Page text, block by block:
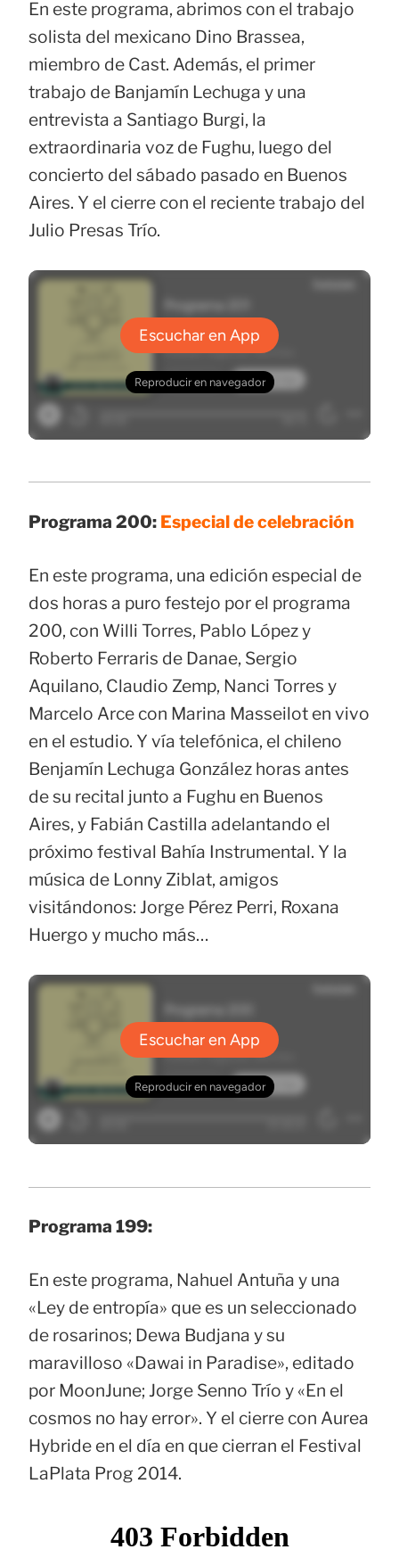
En este programa, abrimos con el trabajo
solista del mexicano Dino Brassea,
miembro de Cast. Además, el primer
trabajo de Banjamín Lechuga y una
entrevista a Santiago Burgi, la
extraordinaria voz de Fughu, luego del
concierto del sábado pasado en Buenos
Aires. Y el cierre con el reciente trabajo del
Julio Presas Trío.
Programa 200: Especial de celebración
En este programa, una edición especial de
dos horas a puro festejo por el programa
200, con Willi Torres, Pablo López y
Roberto Ferraris de Danae, Sergio
Aquilano, Claudio Zemp, Nanci Torres y
Marcelo Arce con Marina Masseilot en vivo
en el estudio. Y vía telefónica, el chileno
Benjamín Lechuga González horas antes
de su recital junto a Fughu en Buenos
Aires, y Fabián Castilla adelantando el
próximo festival Bahía Instrumental. Y la
música de Lonny Ziblat, amigos
visitándonos: Jorge Pérez Perri, Roxana
Huergo y mucho más…
Programa 199:
En este programa, Nahuel Antuña y una
«Ley de entropía» que es un seleccionado
de rosarinos; Dewa Budjana y su
maravilloso «Dawai in Paradise», editado
por MoonJune; Jorge Senno Trío y «En el
cosmos no hay error». Y el cierre con Aurea
Hybride en el día en que cierran el Festival
LaPlata Prog 2014.